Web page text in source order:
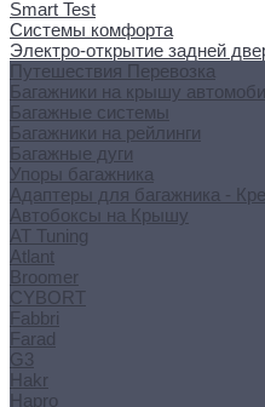
Smart Test
Системы комфорта
Электро-открытие задней
Путешествия Перевозка
Багажники на крышу
Багажные системы
Багажники на рейлинги
Багажные дуги
Упоры багажника
Адаптеры для багажника -
Автобоксы на Крышу
AT Tuning
Atlant
Broomer
CYBORT
Fabbri
Farad
G3
Hakr
Hapro